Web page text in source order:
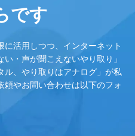
です
活用しつつ、インターネット
・声が聞こえないやり取り」
ル、やり取りはアナログ」が私
頼やお問い合わせは以下のフォ